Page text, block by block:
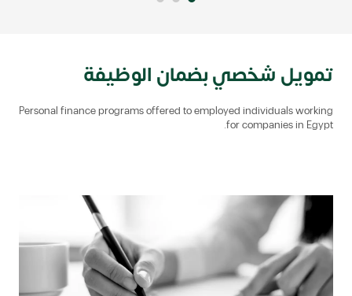
تمويل شخصي بضمان الوظيفة
Personal finance programs offered to employed individuals working
for companies in Egypt.